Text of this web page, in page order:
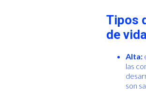
Tipos
de vida
Alta:
las
son